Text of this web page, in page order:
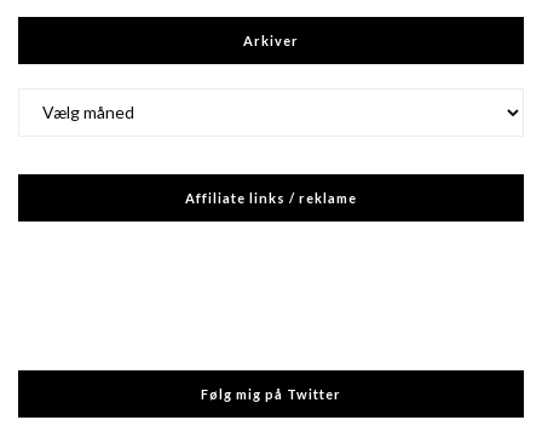
Arkiver
Affiliate links / reklame
Følg mig på Twitter